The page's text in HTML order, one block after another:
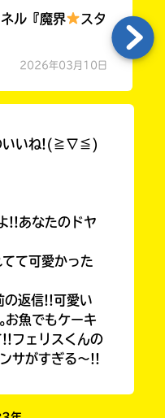
ル『魔界
スタ
2026年03月10日
いいね!(≧∇≦)
!!あなたのドヤ
て可愛かった
の返信!!可愛い
お魚でもケーキ
!!フェリスくんの
サがすぎる〜!!